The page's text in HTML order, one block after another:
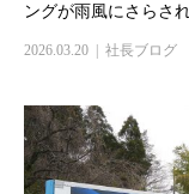
ングが雨風にさらさ
2026.03.20 社長ブログ